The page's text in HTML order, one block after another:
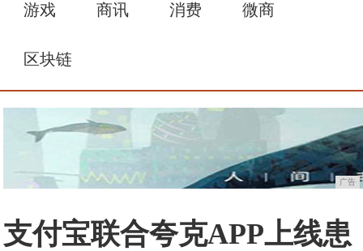
游戏 商讯 消费 微商
区块链
广告
支付宝联合夸克APP上线患